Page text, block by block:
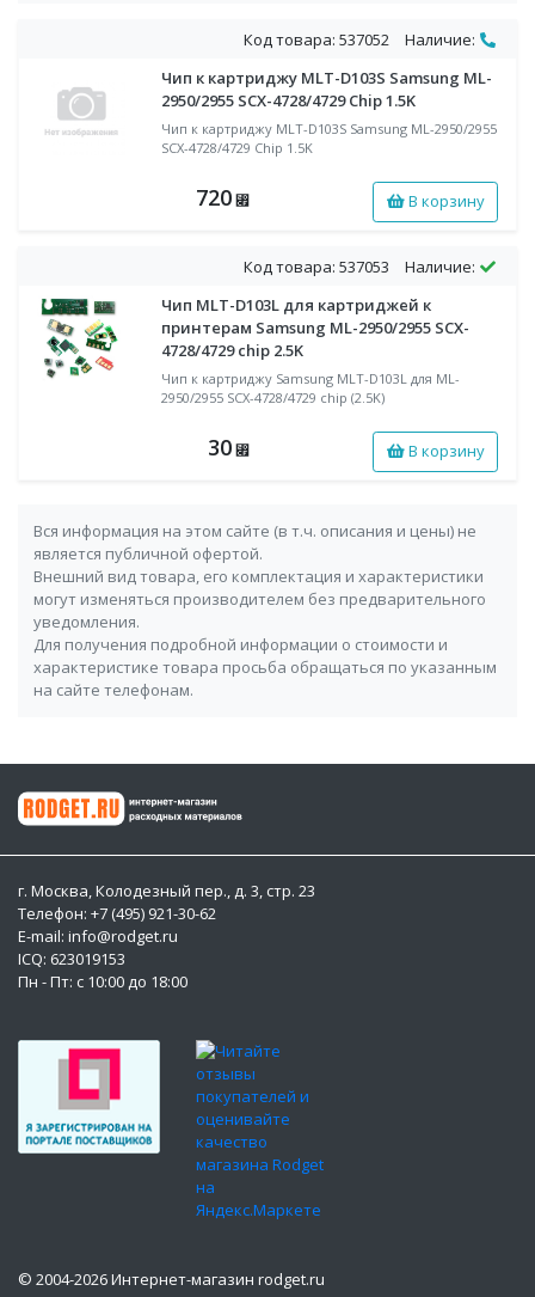
Код товара: 537052
Наличие:
Чип к картриджу MLT-D103S Samsung ML-
2950/2955 SCX-4728/4729 Chip 1.5K
Чип к картриджу MLT-D103S Samsung ML-2950/2955
SCX-4728/4729 Chip 1.5K
720 ⃏ В корзину
Код товара: 537053
Наличие:
Чип MLT-D103L для картриджей к
принтерам Samsung ML-2950/2955 SCX-
4728/4729 chip 2.5K
Чип к картриджу Samsung MLT-D103L для ML-
2950/2955 SCX-4728/4729 chip (2.5K)
30 ⃏ В корзину
Вся информация на этом сайте (в т.ч. описания и цены) не
является публичной офертой.
Внешний вид товара, его комплектация и характеристики
могут изменяться производителем без предварительного
уведомления.
Для получения подробной информации о стоимости и
характеристике товара просьба обращаться по указанным
на сайте телефонам.
г. Москва, Колодезный пер., д. 3, стр. 23
Телефон: +7 (495) 921-30-62
E-mail: info@rodget.ru
ICQ: 623019153
Пн - Пт: с 10:00 до 18:00
© 2004-2026 Интернет-магазин rodget.ru